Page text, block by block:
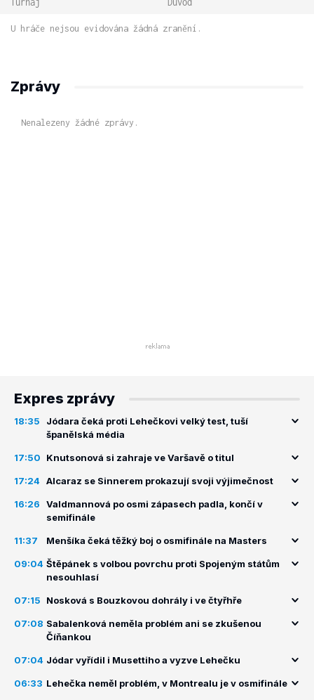
U hráče nejsou evidována žádná zranění.
Zprávy
Nenalezeny žádné zprávy.
Expres zprávy
18:35
Jódara čeká proti Lehečkovi velký test, tuší
španělská média
17:50 Knutsonová si zahraje ve Varšavě o titul
17:24 Alcaraz se Sinnerem prokazují svoji výjimečnost
16:26
Valdmannová po osmi zápasech padla, končí v
semifinále
11:37 Menšíka čeká těžký boj o osmifinále na Masters
09:04 Štěpánek s volbou povrchu proti Spojeným státům
nesouhlasí
07:15 Nosková s Bouzkovou dohrály i ve čtyřhře
07:08 Sabalenková neměla problém ani se zkušenou
Číňankou
07:04 Jódar vyřídil i Musettiho a vyzve Lehečku
06:33 Lehečka neměl problém, v Montrealu je v osmifinále